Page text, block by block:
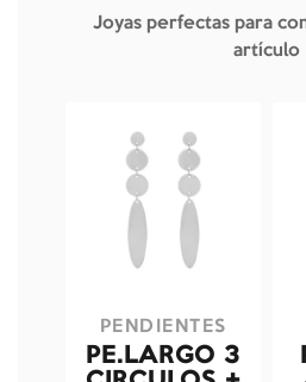
Joyas perfectas para
artículo
PENDIENTES
PE.LARGO 3